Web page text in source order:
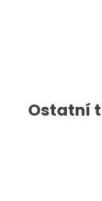
Ostatní